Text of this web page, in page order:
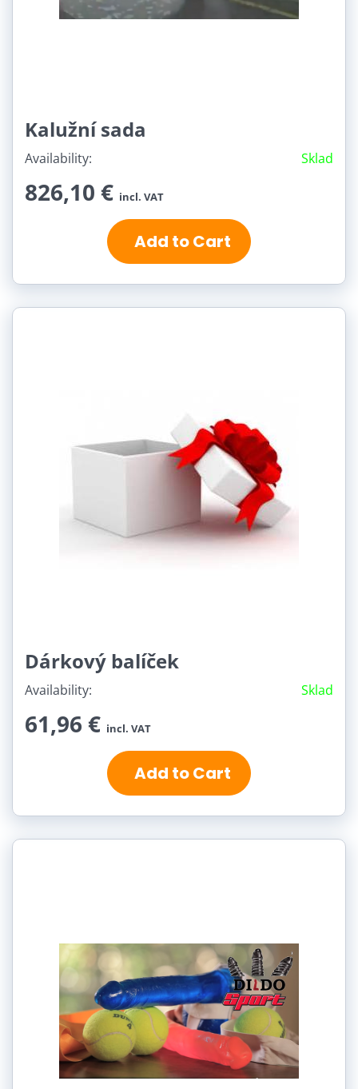
Kalužní sada
Availability: Sklad
826,10 € incl. VAT
Add to Cart
Dárkový balíček
Availability: Sklad
61,96 € incl. VAT
Add to Cart